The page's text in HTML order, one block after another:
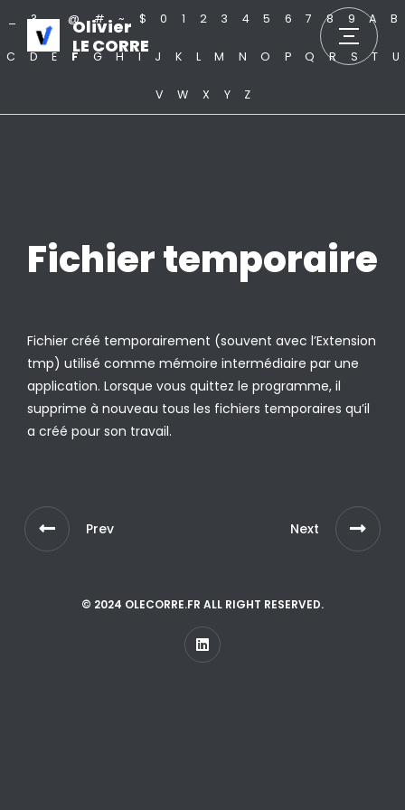
Olivier
LE CORRE
? . @ # ~ $ 0 1 2 3 4 5 6 7 8 9 A B
C D E F G H I J K L M N O P Q R S T U
V W X Y Z
Fichier temporaire
Fichier créé temporairement (souvent avec l’Extension
tmp) utilisé comme mémoire intermédiaire par une
application. Lorsque vous quittez le programme, il
supprime à nouveau tous les fichiers temporaires qu’il
a créé pour son travail.
Prev Next
© 2024 OLECORRE.FR ALL RIGHT RESERVED.